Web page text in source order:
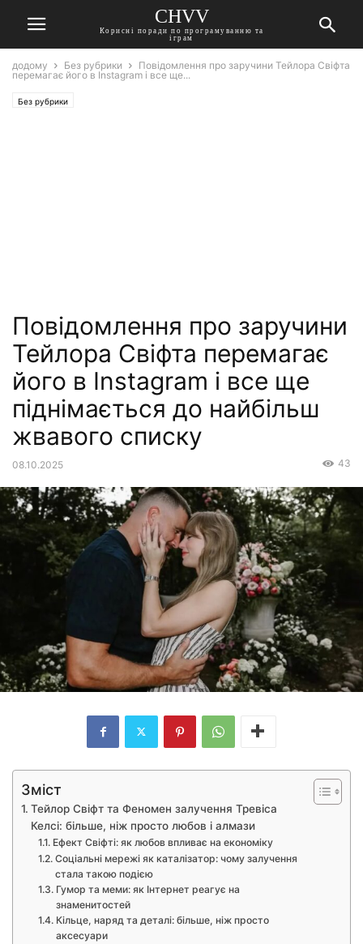
CHVV
Корисні поради по програмуванню та
іграм
додому Без рубрики
Повідомлення про заручини Тейлора Свіфта
перемагає його в Instagram і все ще...
Без рубрики
Повідомлення про заручини
Тейлора Свіфта перемагає
його в Instagram і все ще
піднімається до найбільш
жвавого списку
08.10.2025 43
Зміст
Тейлор Свіфт та Феномен залучення Тревіса
Келсі: більше, ніж просто любов і алмази
Ефект Свіфті: як любов впливає на економіку
Соціальні мережі як каталізатор: чому залучення
стала такою подією
Гумор та меми: як Інтернет реагує на
знаменитостей
Кільце, наряд та деталі: більше, ніж просто
аксесуари